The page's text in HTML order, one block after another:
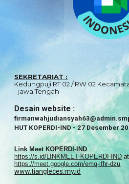
SEKRETARIAT :
Kedungpuji RT 02 / RW 02
- jawa Tengah
Desain website :
HUT KOPERDI-IND - 27 Desember
Link Meet KOPERDI-IND
https://s.id/LINKMEET-KOPERDI-IND
https://meet.google.com/emq-ifhr-dzu
www.tiangleces.my.id